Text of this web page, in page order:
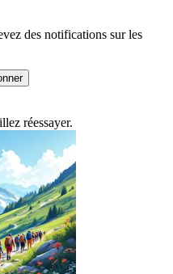
des notifications sur les
réessayer.